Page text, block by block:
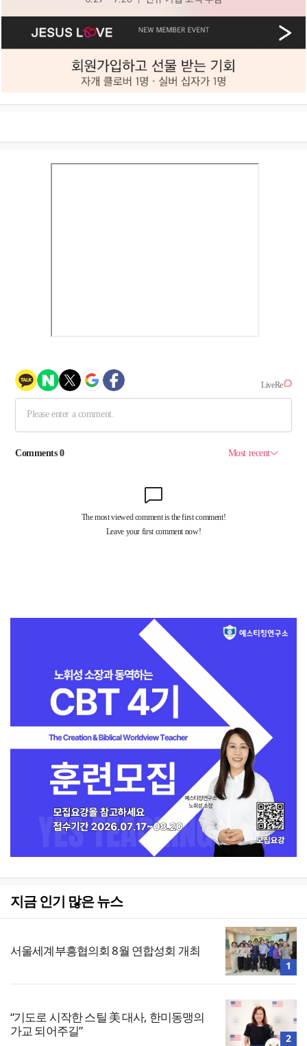
지금 인기 많은 뉴스
서울세계부흥협의회 8월 연합성회 개최
1
“기도로 시작한 스틸 美 대사, 한미동맹의
가교 되어주길”
2